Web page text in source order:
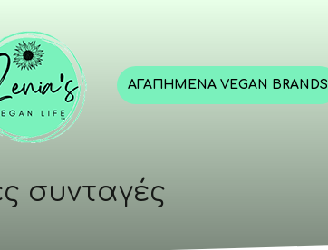
ΑΓΑΠΗΜΈΝΑ VEGAN BRANDS
συνταγές